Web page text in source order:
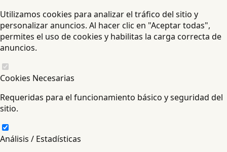
Utilizamos cookies para analizar el tráfico del sitio y
personalizar anuncios. Al hacer clic en "Aceptar todas",
permites el uso de cookies y habilitas la carga correcta de
anuncios.
Cookies Necesarias
Requeridas para el funcionamiento básico y seguridad del
sitio.
Análisis / Estadísticas